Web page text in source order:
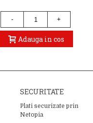
- +
Adauga in cos
SECURITATE
Plati securizate prin
Netopia